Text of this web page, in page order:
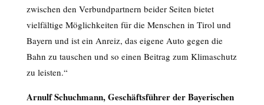
zwischen den Verbundpartnern beider Seiten bietet
vielfältige Möglichkeiten für die Menschen in Tirol und
Bayern und ist ein Anreiz, das eigene Auto gegen die
Bahn zu tauschen und so einen Beitrag zum Klimaschutz
zu leisten.“
Arnulf Schuchmann, Geschäftsführer der Bayerischen